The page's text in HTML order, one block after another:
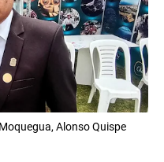
Alonso Quispe